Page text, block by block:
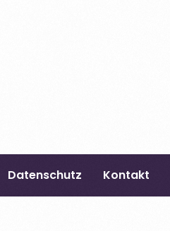
Datenschutz Kontakt